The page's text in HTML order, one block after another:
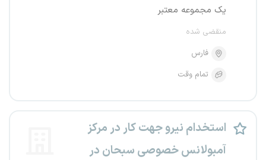
یک مجموعه معتبر
منقضی شده
فارس
تمام وقت
استخدام نیرو جهت کار در مرکز
آمبولانس خصوصی سبحان در